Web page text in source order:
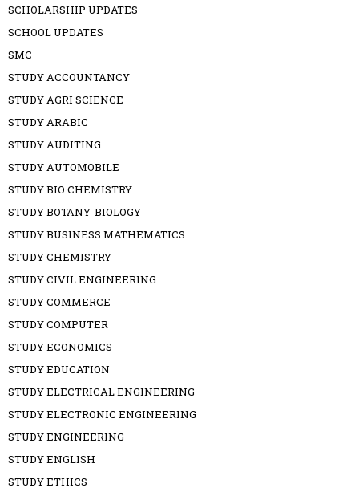
SCHOLARSHIP UPDATES
SCHOOL UPDATES
SMC
STUDY ACCOUNTANCY
STUDY AGRI SCIENCE
STUDY ARABIC
STUDY AUDITING
STUDY AUTOMOBILE
STUDY BIO CHEMISTRY
STUDY BOTANY-BIOLOGY
STUDY BUSINESS MATHEMATICS
STUDY CHEMISTRY
STUDY CIVIL ENGINEERING
STUDY COMMERCE
STUDY COMPUTER
STUDY ECONOMICS
STUDY EDUCATION
STUDY ELECTRICAL ENGINEERING
STUDY ELECTRONIC ENGINEERING
STUDY ENGINEERING
STUDY ENGLISH
STUDY ETHICS